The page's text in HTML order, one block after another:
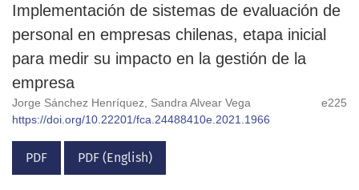
Implementación de sistemas de evaluación de
personal en empresas chilenas, etapa inicial
para medir su impacto en la gestión de la
empresa
Jorge Sánchez Henríquez, Sandra Alvear Vega
e225
https://doi.org/10.22201/fca.24488410e.2021.1966
PDF PDF (English)